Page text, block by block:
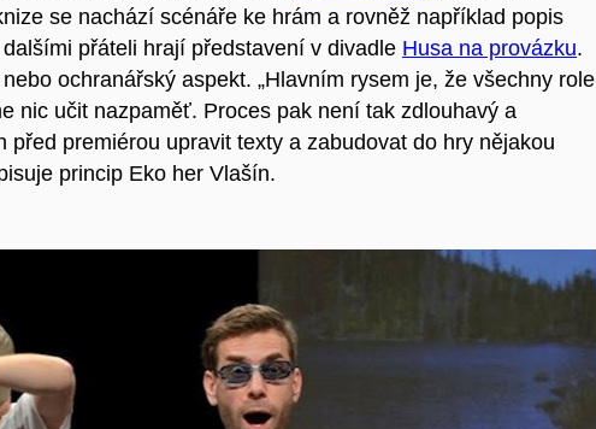
se nachází scénáře ke hrám a rovněž například popis
přáteli hrají představení v divadle Husa na provázku.
ochranářský aspekt. „Hlavním rysem je, že všechny role
nic učit nazpaměť. Proces pak není tak zdlouhavý a
premiérou upravit texty a zabudovat do hry nějakou
princip Eko her Vlašín.